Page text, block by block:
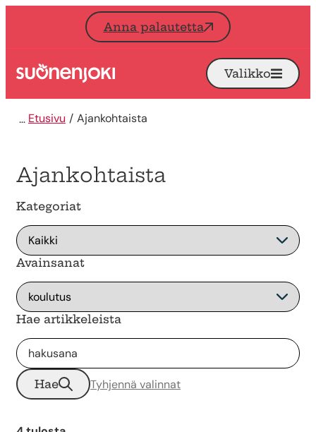
Siirry sisältöön
Anna palautetta
Etusivu Avaa
Valikko
Etusivu Ajankohtaista
Ajankohtaista
Kategoriat
Avainsanat
Hae artikkeleista
Hae Tyhjennä valinnat